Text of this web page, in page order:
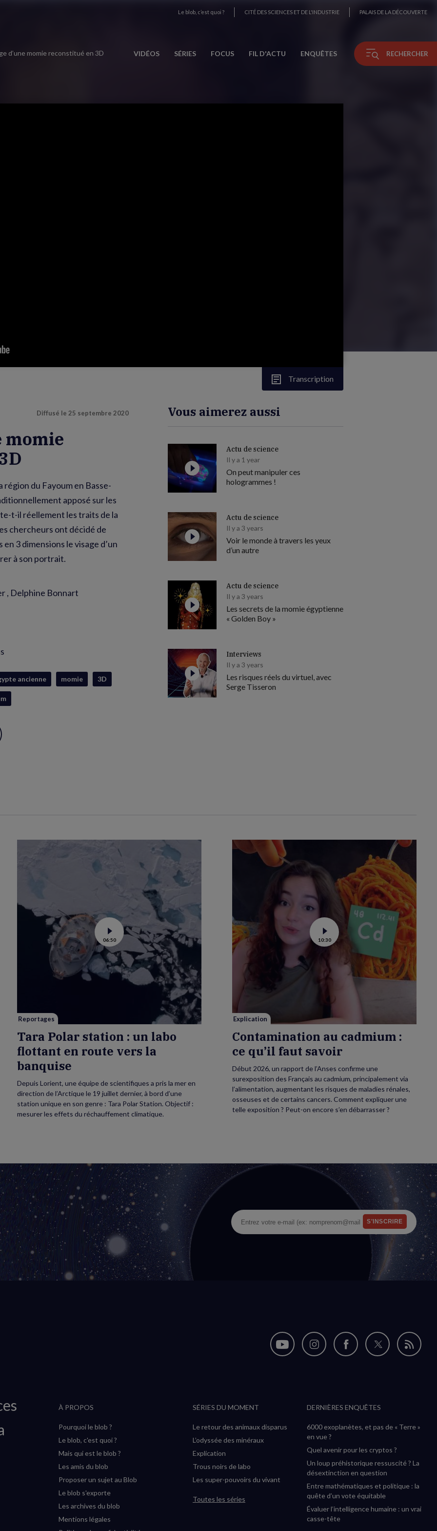
Le blob, c’est quoi ? CITÉ DES SCIENCES ET DE L'INDUSTRIE PALAIS DE LA DÉCOUVERTE
VIDÉOS SÉRIES FOCUS FIL D'ACTU ENQUÊTES RECHERCHER
d’une momie reconstitué en 3D
Transcription
Diffusé le 25 septembre 2020
momie
région du Fayoum en Basse-
apposé sur les
t-il réellement les traits de la
chercheurs ont décidé de
3 dimensions le visage d’un
à son portrait.
, Delphine Bonnart
ancienne momie 3D
Vous aimerez aussi
Actu de science
Il y a 1 year
On peut manipuler ces
hologrammes !
Actu de science
Il y a 3 years
Voir le monde à travers les yeux
d’un autre
Actu de science
Il y a 3 years
Les secrets de la momie égyptienne
« Golden Boy »
Interviews
Il y a 3 years
Les risques réels du virtuel, avec
Serge Tisseron
Voir
la
vidéo
de
Tara
Polar
station
:
la
06:50
Reportages
Tara Polar station : un labo
flottant en route vers la
banquise
Depuis Lorient, une équipe de scientifiques a pris la mer en
direction de l’Arctique le 19 juillet dernier, à bord d’une
station unique en son genre : Tara Polar Station. Objectif :
mesurer les effets du réchauffement climatique.
Voir
la
vidéo
au
cadmium :
ce
10:30
Explication
Contamination au cadmium :
ce qu’il faut savoir
Début 2026, un rapport de l’Anses confirme une
surexposition des Français au cadmium, principalement via
l’alimentation, augmentant les risques de maladies rénales,
osseuses et de certains cancers. Comment expliquer une
telle exposition ? Peut-on encore s’en débarrasser ?
Nous
(nouvelle
fenêtre)
Nous
(nouvelle
fenêtre)
Nous
(nouvelle
fenêtre)
Nous
(nouvelle
fenêtre)
Flux
À PROPOS
Pourquoi le blob ?
Le blob, c'est quoi ?
Mais qui est le blob ?
Les amis du blob
Proposer un sujet au Blob
Le blob s'exporte
Les archives du blob
Mentions légales
SÉRIES DU MOMENT
Le retour des animaux disparus
L’odyssée des minéraux
Explication
Trous noirs de labo
Les super-pouvoirs du vivant
Toutes les séries
DERNIÈRES ENQUÊTES
6000 exoplanètes, et pas de « Terre »
en vue ?
Quel avenir pour les cryptos ?
Un loup préhistorique ressuscité ? La
désextinction en question
Entre mathématiques et politique : la
quête d’un vote équitable
Évaluer l’intelligence humaine : un vrai
casse-tête